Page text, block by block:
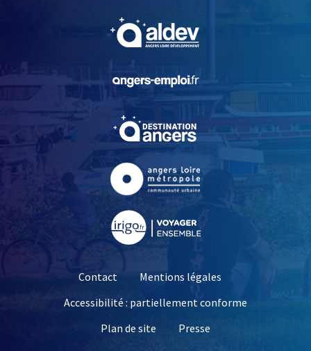
, Ouvre une nouvelle
, Ouvre une nouvelle
Contact
Mentions légales
Accessibilité : partiellement conforme
Plan de site
Presse